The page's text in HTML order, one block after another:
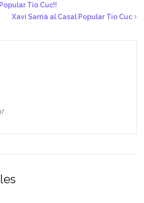
Tio Cuc!!
Xavi Sarrià al Casal Popular Tio Cuc